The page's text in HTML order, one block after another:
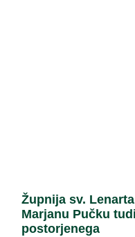
Župnija sv.
Marjanu Pučku
postorjenega